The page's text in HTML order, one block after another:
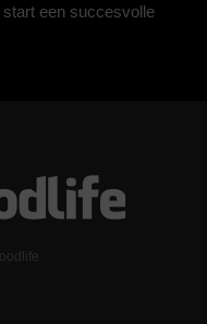
een succesvolle